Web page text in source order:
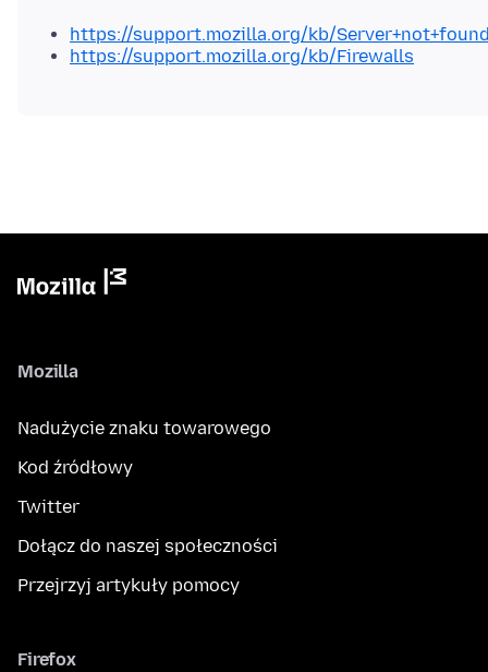
https://support.mozilla.org/kb/
https://support.mozilla.org/kb/Firewalls
Mozilla
Nadużycie znaku towarowego
Kod źródłowy
Twitter
Dołącz do naszej społeczności
Przejrzyj artykuły pomocy
Firefox